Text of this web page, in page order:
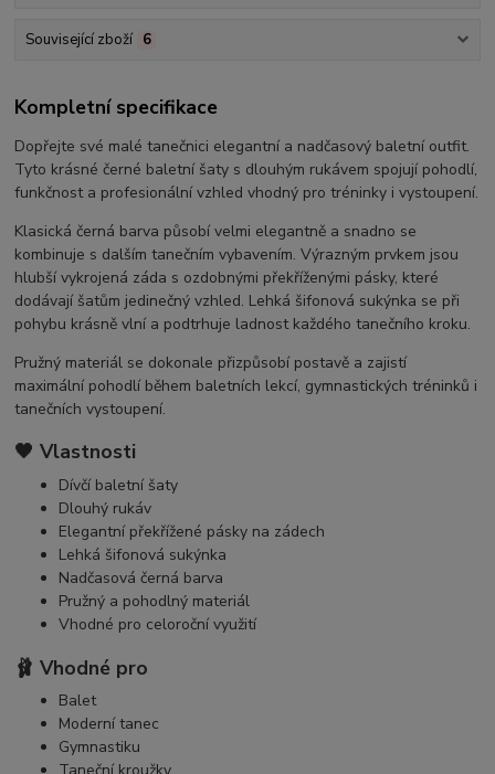
Související zboží 6
Kompletní specifikace
Dopřejte své malé tanečnici elegantní a nadčasový baletní outfit.
Tyto krásné černé baletní šaty s dlouhým rukávem spojují pohodlí,
funkčnost a profesionální vzhled vhodný pro tréninky i vystoupení.
Klasická černá barva působí velmi elegantně a snadno se
kombinuje s dalším tanečním vybavením. Výrazným prvkem jsou
hlubší vykrojená záda s ozdobnými překříženými pásky, které
dodávají šatům jedinečný vzhled. Lehká šifonová sukýnka se při
pohybu krásně vlní a podtrhuje ladnost každého tanečního kroku.
Pružný materiál se dokonale přizpůsobí postavě a zajistí
maximální pohodlí během baletních lekcí, gymnastických tréninků i
tanečních vystoupení.
🖤 Vlastnosti
Dívčí baletní šaty
Dlouhý rukáv
Elegantní překřížené pásky na zádech
Lehká šifonová sukýnka
Nadčasová černá barva
Pružný a pohodlný materiál
Vhodné pro celoroční využití
🩰 Vhodné pro
Balet
Moderní tanec
Gymnastiku